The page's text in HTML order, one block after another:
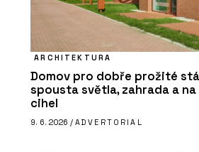
ARCHITEKTURA
Domov pro dobře prožité
spousta světla, zahrada a
cihel
9. 6. 2026 / ADVERTORIAL